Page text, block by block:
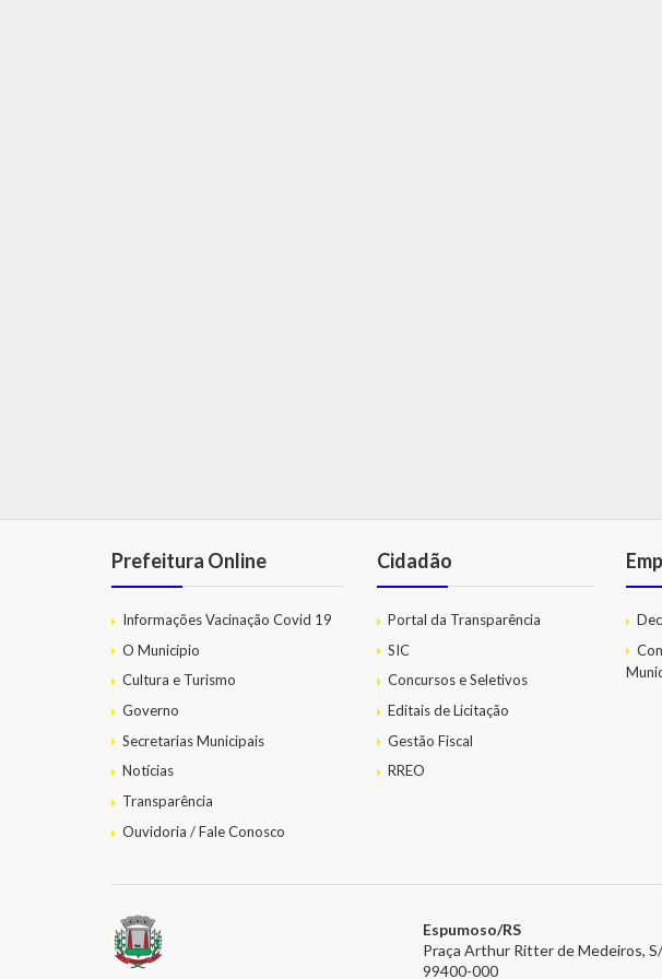
Prefeitura Online
Informações Vacinação Covid 19
O Município
Cultura e Turismo
Governo
Secretarias Municipais
Notícias
Transparência
Ouvidoria / Fale Conosco
Cidadão
Portal da Transparência
SIC
Concursos e Seletivos
Editais de Licitação
Gestão Fiscal
RREO
Espumoso/RS
Praça Arthur Ritter de Medeiros,
99400-000